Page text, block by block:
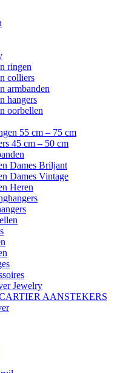
ringen
colliers
armbanden
hangers
oorbellen
55 cm – 75 cm
45 cm – 50 cm
Dames Briljant
Dames Vintage
Heren
Jewelry
AANSTEKERS